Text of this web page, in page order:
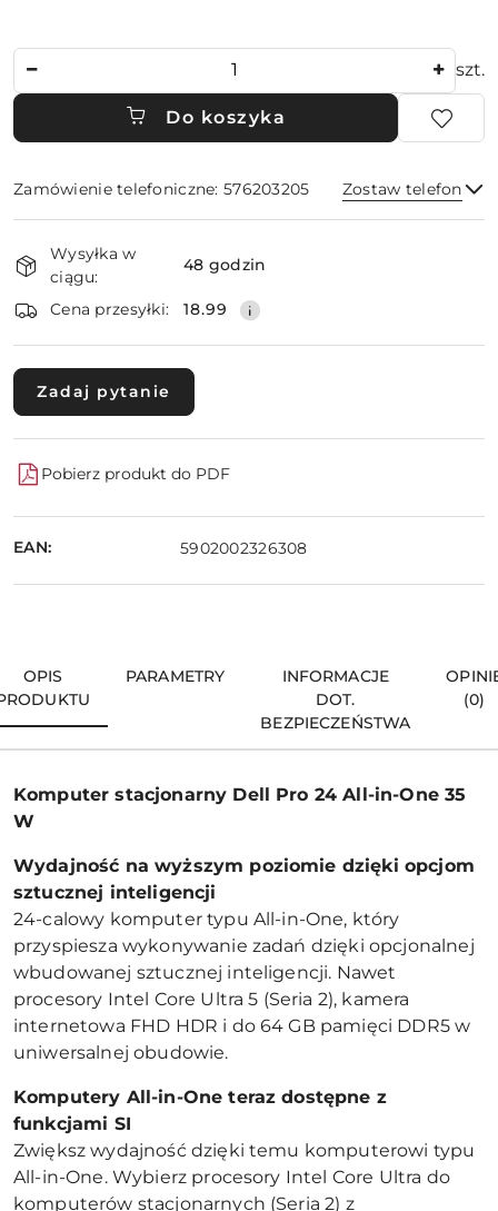
szt.
Do koszyka
Zamówienie telefoniczne: 576203205 Zostaw telefon
Dostępność
i
dostawa
Wysyłka w
ciągu:
48 godzin
Cena przesyłki: 18.99
Zadaj pytanie
Pobierz produkt do PDF
EAN: 5902002326308
OPIS
PARAMETRY
INFORMACJE
DOT.
BEZPIECZEŃSTWA
(0)
Komputer stacjonarny Dell Pro 24 All-in-One 35
W
Wydajność na wyższym poziomie dzięki opcjom
sztucznej inteligencji
24-calowy komputer typu All-in-One, który
przyspiesza wykonywanie zadań dzięki opcjonalnej
wbudowanej sztucznej inteligencji. Nawet
procesory Intel Core Ultra 5 (Seria 2), kamera
internetowa FHD HDR i do 64 GB pamięci DDR5 w
uniwersalnej obudowie.
Komputery All-in-One teraz dostępne z
funkcjami SI
Zwiększ wydajność dzięki temu komputerowi typu
All-in-One. Wybierz procesory Intel Core Ultra do
komputerów stacjonarnych (Seria 2) z